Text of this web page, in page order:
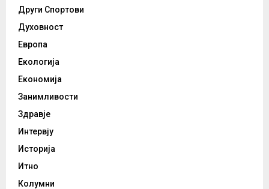
Други Спортови
Духовност
Европа
Екологија
Економија
Занимливости
Здравје
Интервју
Историја
Итно
Колумни